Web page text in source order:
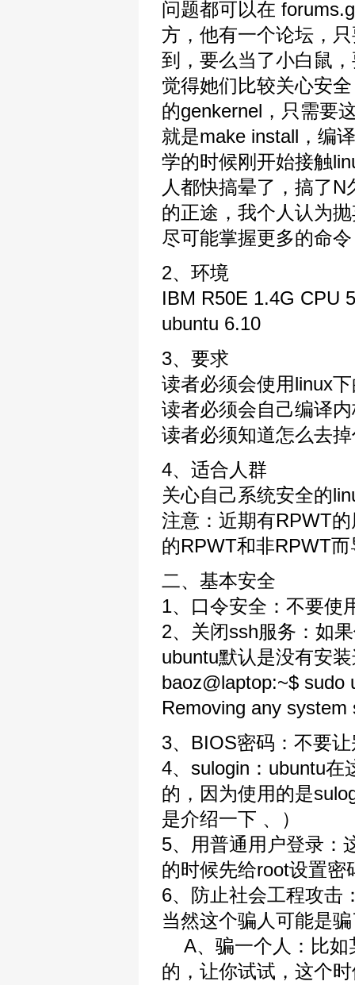
问题都可以在
方，他有一个论坛，
到，要么当了小白鼠
觉得她们比较关心安
的genkernel，只需要
就是make install，编
学的时候刚开始接触
人都快搞晕了，搞了
的正途，我个人认为
尽可能掌握更多的命
2、环境
IBM R50E 1.4G CPU
ubuntu 6.10
3、要求
读者必须会使用linux
读者必须会自己编译
读者必须知道怎么去
4、适合人群
关心自己系统安全的
注意：近期有RPWT
的RPWT和非RPWT
二、基本安全
1、口令安全：不要使
2、关闭ssh服务：如
ubuntu默认是没有安
baoz@laptop:~$ sudo
Removing any
3、BIOS密码：不要
4、sulogin：ubuntu在
的，因为使用的是
是介绍一下 、）
5、用普通用户登录：
的时候先给root设置密
6、防止社会工程攻击
当然这个骗人可能是
A、骗一个人：比如
的，让你试试，这个